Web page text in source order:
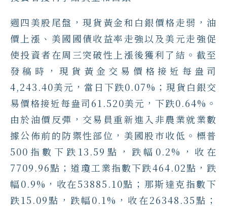
週四美股尾盤，現貨黃金和白銀價格走弱，油
價上漲、美國國債收益率走強以及美元走強促
使投資者在周三突破性上漲後獲利了結。截至
發稿時，現貨黃金交易價格接近每盎司
4,243.40美元，當日下跌0.07%；現貨白銀交
易價格接近每盎司61.520美元，下跌0.64%。
由於油價反彈，交易員重新進入非農業就業數
據公佈前的防禦性部位，美國股市收低。標普
500指數下跌13.59點，跌幅0.2%，收在
7709.96點；道瓊工業指數下跌464.02點，跌
幅0.9%，收在53885.10點；那斯達克指數下
跌15.09點，跌幅0.1%，收在26348.35點；